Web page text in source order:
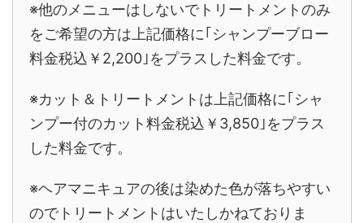
※他のメニューはしないでトリートメントのみ
をご希望の方は上記価格に｢シャンプーブロー
料金税込￥2,200｣をプラスした料金です。
※カット＆トリートメントは上記価格に｢シャ
ンプー付のカット料金税込￥3,850｣をプラス
した料金です。
※ヘアマニキュアの後は染めた色が落ちやすい
のでトリートメントはいたしかねておりま